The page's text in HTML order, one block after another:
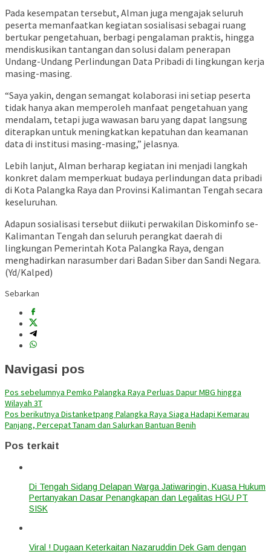
Pada kesempatan tersebut, Alman juga mengajak seluruh
peserta memanfaatkan kegiatan sosialisasi sebagai ruang
bertukar pengetahuan, berbagi pengalaman praktis, hingga
mendiskusikan tantangan dan solusi dalam penerapan
Undang-Undang Perlindungan Data Pribadi di lingkungan kerja
masing-masing.
“Saya yakin, dengan semangat kolaborasi ini setiap peserta
tidak hanya akan memperoleh manfaat pengetahuan yang
mendalam, tetapi juga wawasan baru yang dapat langsung
diterapkan untuk meningkatkan kepatuhan dan keamanan
data di institusi masing-masing,” jelasnya.
Lebih lanjut, Alman berharap kegiatan ini menjadi langkah
konkret dalam memperkuat budaya perlindungan data pribadi
di Kota Palangka Raya dan Provinsi Kalimantan Tengah secara
keseluruhan.
Adapun sosialisasi tersebut diikuti perwakilan Diskominfo se-
Kalimantan Tengah dan seluruh perangkat daerah di
lingkungan Pemerintah Kota Palangka Raya, dengan
menghadirkan narasumber dari Badan Siber dan Sandi Negara.
(Yd/Kalped)
Sebarkan
Navigasi pos
Pos sebelumnya Pemko Palangka Raya Perluas Dapur MBG hingga
Wilayah 3T
Pos berikutnya Distanketpang Palangka Raya Siaga Hadapi Kemarau
Panjang, Percepat Tanam dan Salurkan Bantuan Benih
Pos terkait
Di Tengah Sidang Delapan Warga Jatiwaringin, Kuasa Hukum
Pertanyakan Dasar Penangkapan dan Legalitas HGU PT
SISK
Viral ! Dugaan Keterkaitan Nazaruddin Dek Gam dengan